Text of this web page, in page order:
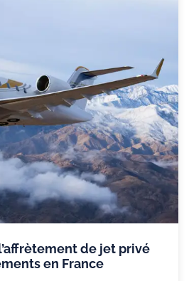
de jet privé
en France